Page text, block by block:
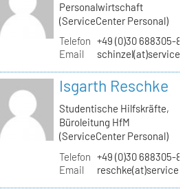
Personalwirtschaft
(ServiceCenter Personal)
Telefon +49 (0)30 688305-
Email
Isgarth Reschke
Studentische Hilfskräfte,
Büroleitung HfM
(ServiceCenter Personal)
Telefon +49 (0)30 688305-
Email